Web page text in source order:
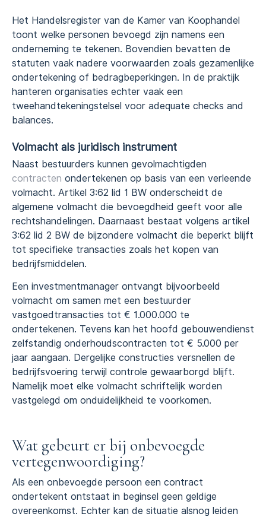
Het Handelsregister van de Kamer van Koophandel
toont welke personen bevoegd zijn namens een
onderneming te tekenen. Bovendien bevatten de
statuten vaak nadere voorwaarden zoals gezamenlijke
ondertekening of bedragbeperkingen. In de praktijk
hanteren organisaties echter vaak een
tweehandtekeningstelsel voor adequate checks and
balances.
Volmacht als juridisch instrument
Naast bestuurders kunnen gevolmachtigden
contracten ondertekenen op basis van een verleende
volmacht. Artikel 3:62 lid 1 BW onderscheidt de
algemene volmacht die bevoegdheid geeft voor alle
rechtshandelingen. Daarnaast bestaat volgens artikel
3:62 lid 2 BW de bijzondere volmacht die beperkt blijft
tot specifieke transacties zoals het kopen van
bedrijfsmiddelen.
Een investmentmanager ontvangt bijvoorbeeld
volmacht om samen met een bestuurder
vastgoedtransacties tot € 1.000.000 te
ondertekenen. Tevens kan het hoofd gebouwendienst
zelfstandig onderhoudscontracten tot € 5.000 per
jaar aangaan. Dergelijke constructies versnellen de
bedrijfsvoering terwijl controle gewaarborgd blijft.
Namelijk moet elke volmacht schriftelijk worden
vastgelegd om onduidelijkheid te voorkomen.
Wat gebeurt er bij onbevoegde
vertegenwoordiging?
Als een onbevoegde persoon een contract
ondertekent ontstaat in beginsel geen geldige
overeenkomst. Echter kan de situatie alsnog leiden